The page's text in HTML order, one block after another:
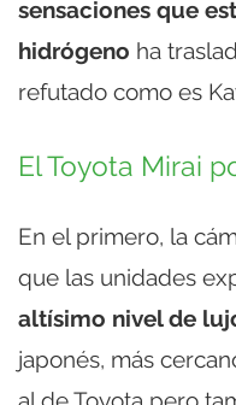
sensaciones que
hidrógeno ha
refutado como es
El Toyota Mirai
En el primero, la
que las unidades
altísimo nivel de
japonés, más